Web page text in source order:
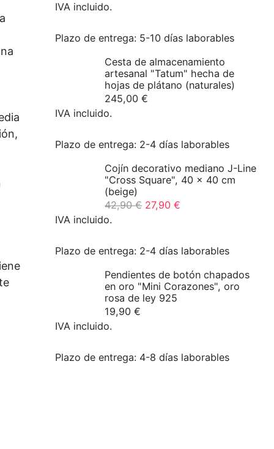
IVA incluido.
Plazo de entrega: 5-10 días laborables
Cesta de almacenamiento
artesanal "Tatum" hecha de
hojas de plátano (naturales)
245,00€
IVA incluido.
Plazo de entrega: 2-4 días laborables
Cojín decorativo mediano J-Line
"Cross Square", 40 x 40 cm
(beige)
42,90€ Precio
27,90€
es
IVA incluido.
Plazo de entrega: 2-4 días laborables
Pendientes de botón chapados
en oro "Mini Corazones", oro
rosa de ley 925
19,90€
IVA incluido.
Plazo de entrega: 4-8 días laborables